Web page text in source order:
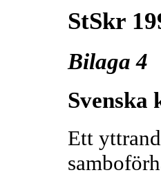
StSkr
Bilaga 4
Svenska
Ett